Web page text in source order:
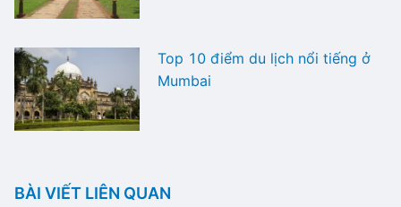
Top 10 điểm du lịch nổi tiếng ở
Mumbai
BÀI VIẾT LIÊN QUAN